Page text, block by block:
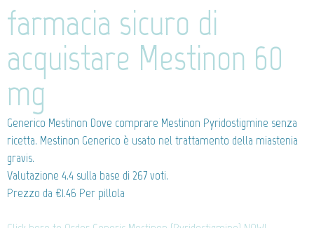
farmacia sicuro di
acquistare Mestinon 60
mg
Generico Mestinon Dove comprare Mestinon Pyridostigmine senza
ricetta. Mestinon Generico è usato nel trattamento della miastenia
gravis.
Valutazione 4.4 sulla base di 267voti.
Prezzo da €1.46 Per pillola